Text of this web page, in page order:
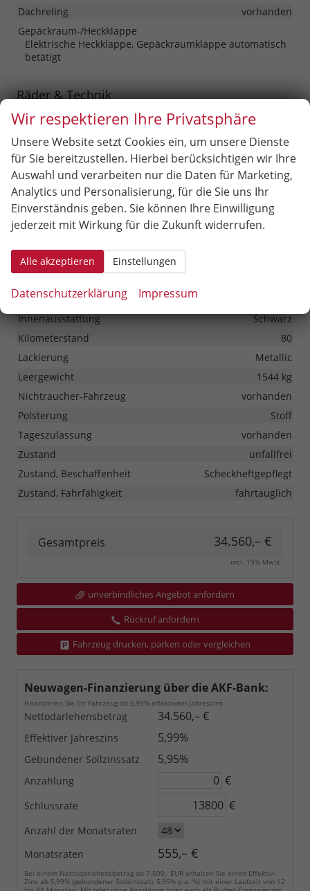
Dachreling
vorhanden
Gepäckraum-/Heckklappe
Elektrische Heckklappe, Gepäckraumklappe automatisch
betätigt
Räder & Technik
Fahrwerk- und Regelungssysteme
Antiblockiersystem (ABS), Elektronisches Stabilitäts-
Programm (ESP), Reifendruckkontrolle
Felgentyp
Leichtmetallfelge
Sonstiges
Antriebsart
Verbrennungsmotor (ICE)
Anzahl Türen
HU/AU neu
Innenausstattung
Schwarz
Kilometerstand
80
Lackierung
Metallic
Leergewicht
1544 kg
Nichtraucher-Fahrzeug
vorhanden
Polsterung
Stoff
Tageszulassung
vorhanden
Zustand
unfallfrei
Zustand, Beschaffenheit
Scheckheftgepflegt
Zustand, Fahrfähigkeit
fahrtauglich
Gesamtpreis 34.560,– €
incl. 19% MwSt.
unverbindliches Angebot anfordern
Rückruf anfordern
Fahrzeug drucken, parken oder vergleichen
Neuwagen-Finanzierung über die AKF-Bank:
Finanzieren Sie Ihr Fahrzeug ab 5,99% effektivem Jahreszins
Nettodarlehensbetrag 34.560,– €
Effektiver Jahreszins 5,99%
Gebundener Sollzinssatz 5,95%
Anzahlung €
Schlussrate €
Anzahl der Monatsraten
Monatsraten
555,– €
Bei einem Nettodarlehensbetrag ab 7.500,- EUR erhalten Sie einen Effektiv-
Zins ab 5,99% (gebundener Sollzinssatz 5,95% p.a. %) mit einer Laufzeit von 12
Wir respektieren Ihre Privatsphäre
Unsere Website setzt Cookies ein, um unsere Dienste
für Sie bereitzustellen. Hierbei berücksichtigen wir Ihre
Auswahl und verarbeiten nur die Daten für Marketing,
Analytics und Personalisierung, für die Sie uns Ihr
Einverständnis geben. Sie können Ihre Einwilligung
jederzeit mit Wirkung für die Zukunft widerrufen.
Alle akzeptieren Einstellungen
Datenschutzerklärung Impressum